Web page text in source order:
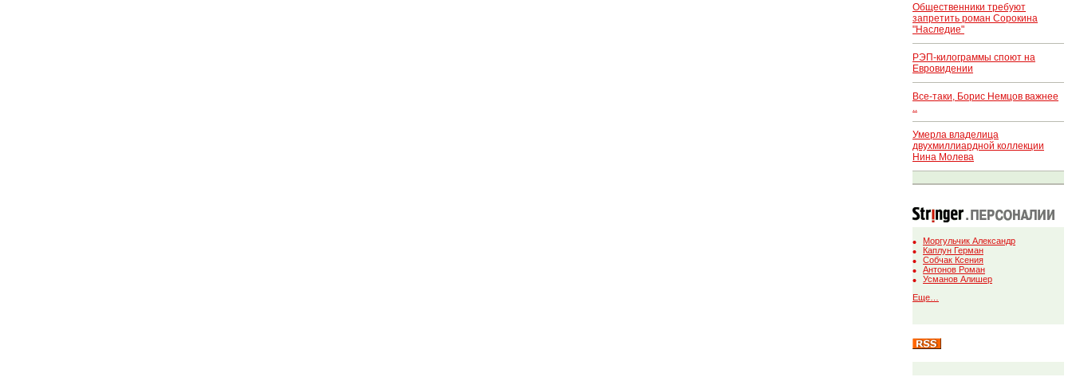
Общественники требуют
запретить роман Сорокина
"Наследие"
РЭП-килограммы споют на
Евровидении
Все-таки, Борис Немцов важнее
Умерла владелица
двухмиллиардной коллекции
Нина Молева
Моргульчик Александр
Каплун Герман
Собчак Ксения
Антонов Роман
Усманов Алишер
Еще…